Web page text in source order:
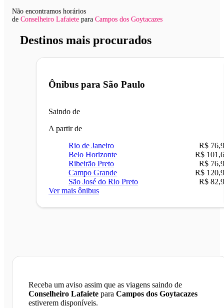
Não encontramos horários
de Conselheiro Lafaiete para Campos dos Goytacazes
Destinos mais procurados
Ônibus para São Paulo
Saindo de
A partir de
Rio de Janeiro
R$
Belo Horizonte
R$
Ribeirão Preto
R$
Campo Grande
R$
São José do Rio Preto
R$
Ver mais ônibus
Receba um aviso assim que as viagens saindo de
Conselheiro Lafaiete para Campos dos Goytacazes
estiverem disponíveis.